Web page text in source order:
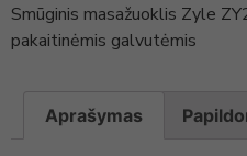
Smūginis masažuoklis Zyle
pakaitinėmis galvutėmis
Aprašymas